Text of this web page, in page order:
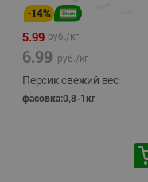
-14%
5.99 руб./кг
6.99 руб./кг
Персик свежий вес
фасовка:0,8-1кг